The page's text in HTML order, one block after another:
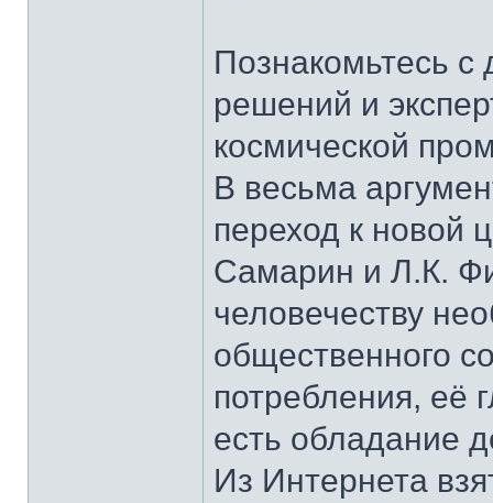
Познакомьтесь
решений и
космической
В весьма
переход к новой
Самарин и Л.К.
человечеству
общественного
потребления, её
есть обладание
Из Интернета